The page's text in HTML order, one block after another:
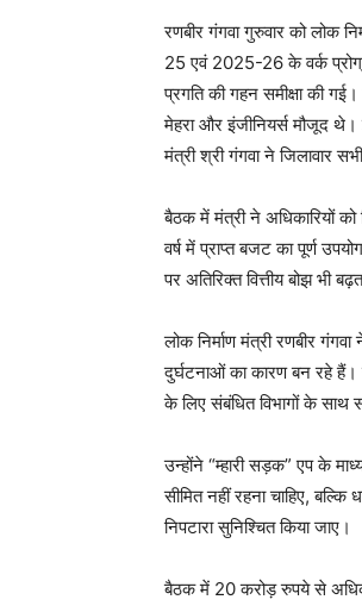
रणबीर गंगवा गुरुवार को लोक
25 एवं 2025-26 के वर्क
प्रगति की गहन समीक्षा की
मेहरा और इंजीनियर्स मौजूद
मंत्री श्री गंगवा ने जिलावार
बैठक में मंत्री ने अधिकारियों को
वर्ष में प्राप्त बजट का पूर्ण
पर अतिरिक्त वित्तीय बोझ भी
लोक निर्माण मंत्री रणबीर
दुर्घटनाओं का कारण बन रहे हैं।
के लिए संबंधित विभागों के साथ
उन्होंने “म्हारी सड़क” एप के
सीमित नहीं रहना चाहिए, बल्कि
निपटारा सुनिश्चित किया जाए।
बैठक में 20 करोड़ रुपये से अधिक